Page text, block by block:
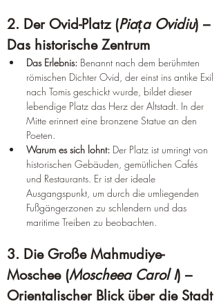
2. Der Ovid-Platz (Piața Ovidiu) –
Das historische Zentrum
Das Erlebnis: Benannt nach dem berühmten
römischen Dichter Ovid, der einst ins antike Exil
nach Tomis geschickt wurde, bildet dieser
lebendige Platz das Herz der Altstadt. In der
Mitte erinnert eine bronzene Statue an den
Poeten.
Warum es sich lohnt: Der Platz ist umringt von
historischen Gebäuden, gemütlichen Cafés
und Restaurants. Er ist der ideale
Ausgangspunkt, um durch die umliegenden
Fußgängerzonen zu schlendern und das
maritime Treiben zu beobachten.
3. Die Große Mahmudiye-
Moschee (Moscheea Carol I) –
Orientalischer Blick über die Stadt